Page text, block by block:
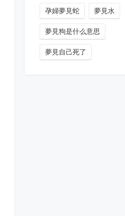
孕婦夢見蛇 夢見水
夢見狗是什么意思
夢見自己死了